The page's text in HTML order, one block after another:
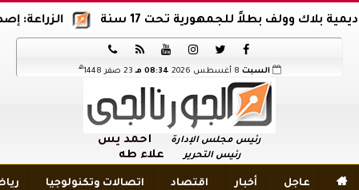
الزراعة: إصدار 12 ألف موافقة وتصريح بالمبيدات خلال 6 شهور وولف بطلاً للجمهورية تحت 17 سنة






السبت 08:34 مـ 23 صفر 1448 هـ
رئيس مجلس الإدارة أحمد يس
رئيس التحرير علاء طه
 عاجل أخبار اقتصاد اتصالات وتكنولوجيا